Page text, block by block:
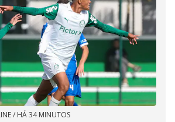
/ HÁ 34 MINUTOS